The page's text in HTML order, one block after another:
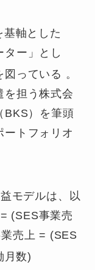
基軸とした
ター」とし
図っている 。
を担う株式会
BKS）を筆頭
ートフォリオ
モデルは、以
(SES事業売
売上 = (SES
月数)